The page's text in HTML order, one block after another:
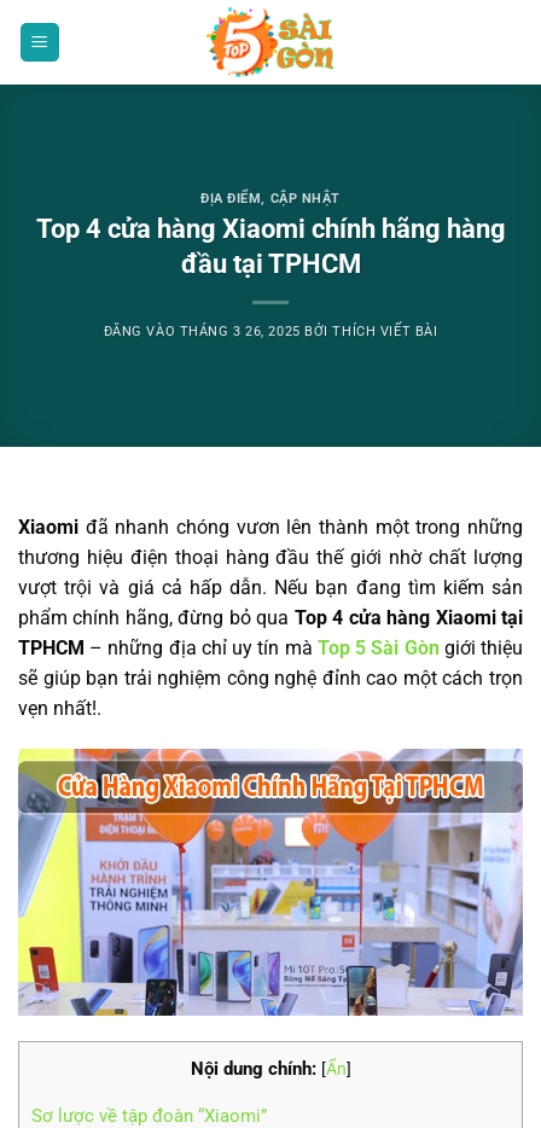
ĐỊA ĐIỂM, CẬP NHẬT
Top 4 cửa hàng Xiaomi chính hãng hàng
đầu tại TPHCM
ĐĂNG VÀO THÁNG 3 26, 2025 BỞITHÍCH VIẾT BÀI
Xiaomi đã nhanh chóng vươn lên thành một trong những
thương hiệu điện thoại hàng đầu thế giới nhờ chất lượng
vượt trội và giá cả hấp dẫn. Nếu bạn đang tìm kiếm sản
phẩm chính hãng, đừng bỏ qua Top 4 cửa hàng Xiaomi tại
TPHCM – những địa chỉ uy tín mà Top 5 Sài Gòngiới thiệu
sẽ giúp bạn trải nghiệm công nghệ đỉnh cao một cách trọn
vẹn nhất!.
Nội dung chính: [Ẩn]
Sơ lược về tập đoàn “Xiaomi”